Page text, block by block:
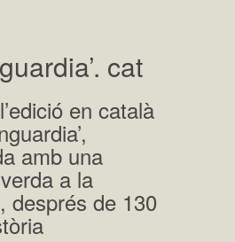
cat
en català
amb una
a la
després de 130